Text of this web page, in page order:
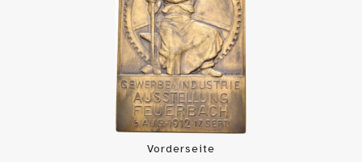
Vorderseite